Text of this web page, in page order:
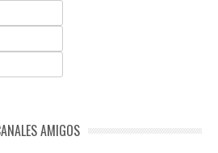
AMIGOS